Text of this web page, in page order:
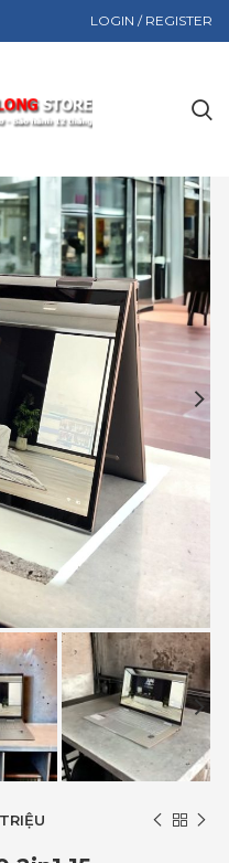
LOGIN / REGISTER